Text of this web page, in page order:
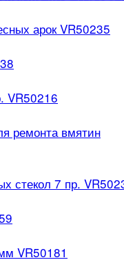
арок VR50235
VR50216
ремонта вмятин
стекол 7 пр.
VR50181